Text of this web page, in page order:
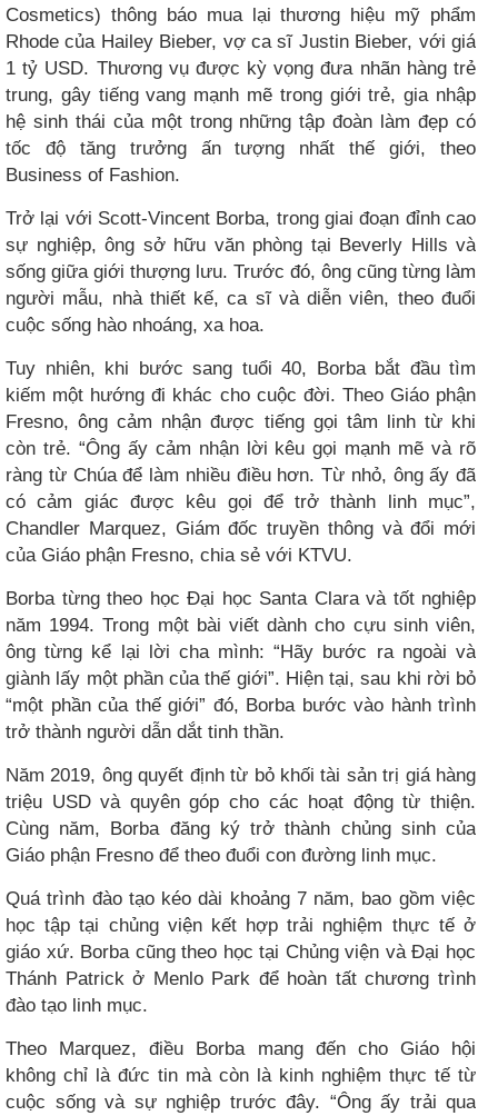
Cosmetics) thông báo mua lại thương hiệu mỹ phẩm
Rhode của Hailey Bieber, vợ ca sĩ Justin Bieber, với giá
1 tỷ USD. Thương vụ được kỳ vọng đưa nhãn hàng trẻ
trung, gây tiếng vang mạnh mẽ trong giới trẻ, gia nhập
hệ sinh thái của một trong những tập đoàn làm đẹp có
tốc độ tăng trưởng ấn tượng nhất thế giới, theo
Business of Fashion.
Trở lại với Scott-Vincent Borba, trong giai đoạn đỉnh cao
sự nghiệp, ông sở hữu văn phòng tại Beverly Hills và
sống giữa giới thượng lưu. Trước đó, ông cũng từng làm
người mẫu, nhà thiết kế, ca sĩ và diễn viên, theo đuổi
cuộc sống hào nhoáng, xa hoa.
Tuy nhiên, khi bước sang tuổi 40, Borba bắt đầu tìm
kiếm một hướng đi khác cho cuộc đời. Theo Giáo phận
Fresno, ông cảm nhận được tiếng gọi tâm linh từ khi
còn trẻ. “Ông ấy cảm nhận lời kêu gọi mạnh mẽ và rõ
ràng từ Chúa để làm nhiều điều hơn. Từ nhỏ, ông ấy đã
có cảm giác được kêu gọi để trở thành linh mục”,
Chandler Marquez, Giám đốc truyền thông và đổi mới
của Giáo phận Fresno, chia sẻ với KTVU.
Borba từng theo học Đại học Santa Clara và tốt nghiệp
năm 1994. Trong một bài viết dành cho cựu sinh viên,
ông từng kể lại lời cha mình: “Hãy bước ra ngoài và
giành lấy một phần của thế giới”. Hiện tại, sau khi rời bỏ
“một phần của thế giới” đó, Borba bước vào hành trình
trở thành người dẫn dắt tinh thần.
Năm 2019, ông quyết định từ bỏ khối tài sản trị giá hàng
triệu USD và quyên góp cho các hoạt động từ thiện.
Cùng năm, Borba đăng ký trở thành chủng sinh của
Giáo phận Fresno để theo đuổi con đường linh mục.
Quá trình đào tạo kéo dài khoảng 7 năm, bao gồm việc
học tập tại chủng viện kết hợp trải nghiệm thực tế ở
giáo xứ. Borba cũng theo học tại Chủng viện và Đại học
Thánh Patrick ở Menlo Park để hoàn tất chương trình
đào tạo linh mục.
Theo Marquez, điều Borba mang đến cho Giáo hội
không chỉ là đức tin mà còn là kinh nghiệm thực tế từ
cuộc sống và sự nghiệp trước đây. “Ông ấy trải qua